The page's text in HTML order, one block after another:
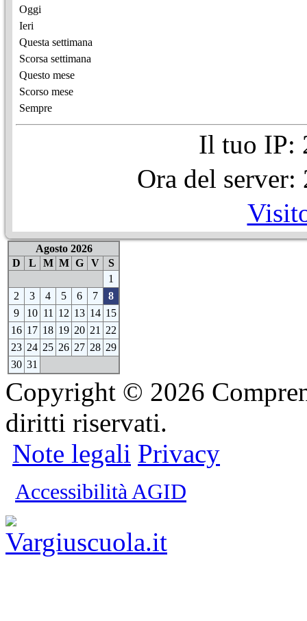
Oggi
Ieri
Questa settimana
Scorsa settimana
Questo mese
Scorso mese
Sempre
Il tuo IP:
Ora del
Agosto 2026
D
L M M G V
S
1
2
3 4 5 6 7
8
9
10 11 12 13 14 15
16 17 18 19 20 21
22
23 24 25 26 27 28 29
30 31
Copyright © 2026
diritti riservati.
Note legali Privacy
Accessibilità AGID